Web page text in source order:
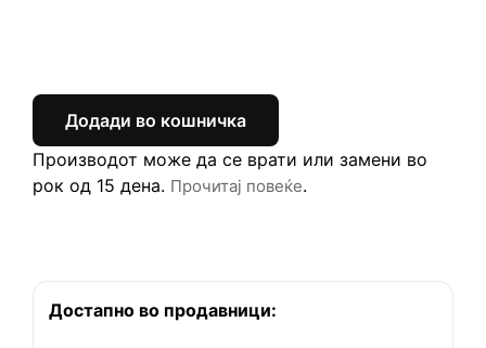
Додади во кошничка
Производот може да се врати или замени во
рок од 15 дена. Прочитај повеќе.
Достапно во продавници: